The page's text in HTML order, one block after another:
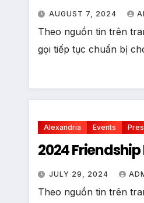
ngày mai, ngày
AUGUST 7, 2024
Theo nguồn tin trên
gọi tiếp tục chuẩn bị
Alexandria Events
2024
JULY 29, 2024
Theo nguồn tin trên